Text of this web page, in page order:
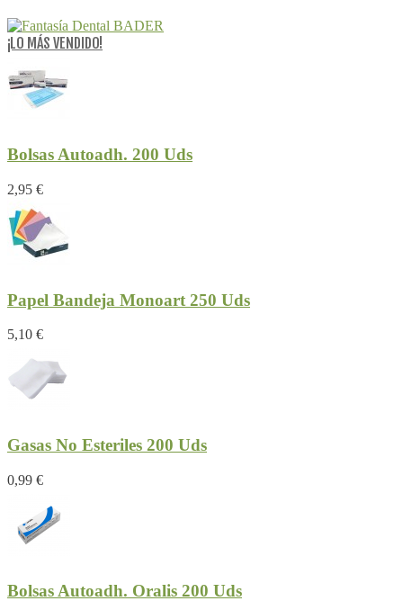
¡LO MÁS VENDIDO!
Bolsas Autoadh. 200 Uds
2,95 €
Papel Bandeja Monoart 250 Uds
5,10 €
Gasas No Esteriles 200 Uds
0,99 €
Bolsas Autoadh. Oralis 200 Uds